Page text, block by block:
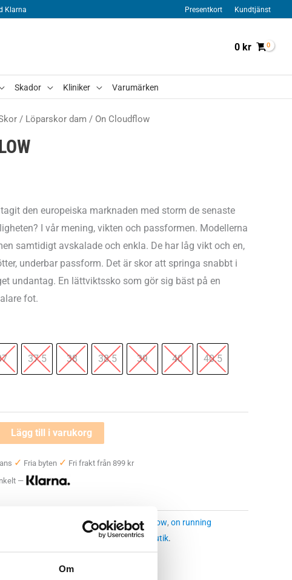
Om
Klarna Presentkort Kundtjänst
0 kr
Skador Kliniker Varumärken
/ Löparskor dam / On Cloudflow
den europeiska marknaden med storm de senaste
I vår mening, vikten och passformen. Modellerna
samtidigt avskalade och enkla. De har låg vikt och en,
underbar passform. Det är skor att springa snabbt i
undantag. En lättviktssko som gör sig bäst på en
fot.
37.5 38 38.5 39 40 40.5
Lägg till i varukorg
✓ Fria byten ✓ Fri frakt från 899 kr
—
Etiketter:on cloudflow, on running
butikssaldo, kontakta din närmsta
butik.